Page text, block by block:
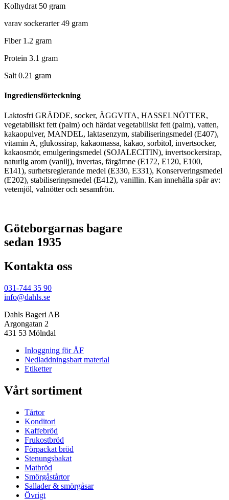
Kolhydrat 50 gram
varav sockerarter 49 gram
Fiber 1.2 gram
Protein 3.1 gram
Salt 0.21 gram
Ingrediensförteckning
Laktosfri GRÄDDE, socker, ÄGGVITA, HASSELNÖTTER,
vegetabiliskt fett (palm) och härdat vegetabiliskt fett (palm), vatten,
kakaopulver, MANDEL, laktasenzym, stabiliseringsmedel (E407),
vitamin A, glukossirap, kakaomassa, kakao, sorbitol, invertsocker,
kakaosmör, emulgeringsmedel (SOJALECITIN), invertsockersirap,
naturlig arom (vanilj), invertas, färgämne (E172, E120, E100,
E141), surhetsreglerande medel (E330, E331), Konserveringsmedel
(E202), stabiliseringsmedel (E412), vanillin. Kan innehålla spår av:
vetemjöl, valnötter och sesamfrön.
Göteborgarnas bagare
sedan 1935
Kontakta oss
031-744 35 90
info@dahls.se
Dahls Bageri AB
Argongatan 2
431 53 Mölndal
Inloggning för ÅF
Nedladdningsbart material
Etiketter
Vårt sortiment
Tårtor
Konditori
Kaffebröd
Frukostbröd
Förpackat bröd
Stenungsbakat
Matbröd
Smörgåstårtor
Sallader & smörgåsar
Övrigt